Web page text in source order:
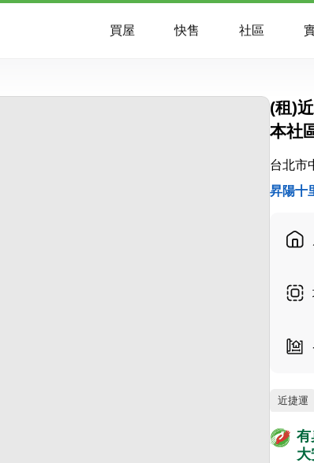
買屋 快售 社區
(租)
本社
台北市
昇陽十
近捷運
有